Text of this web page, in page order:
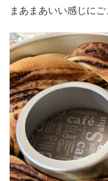
まあまあいい感じに